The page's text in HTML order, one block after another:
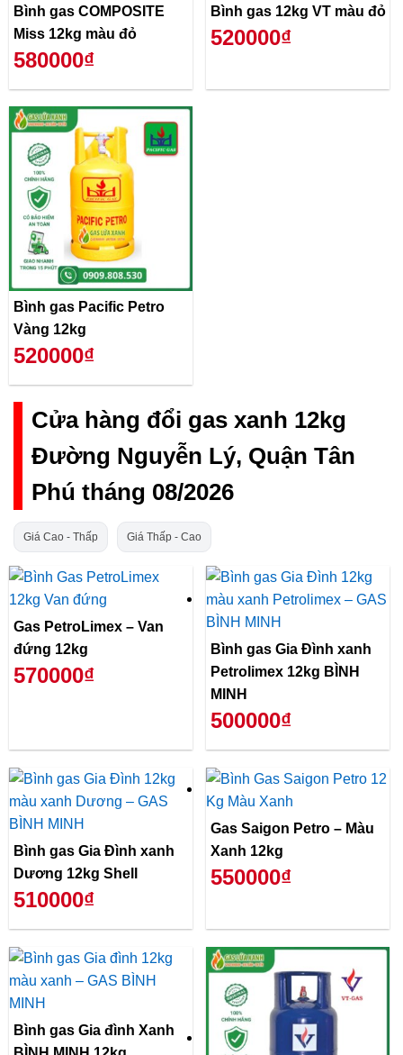
Bình gas COMPOSITE
Miss 12kg màu đỏ
580000₫
Bình gas 12kg VT màu đỏ
520000₫
Bình gas Pacific Petro
Vàng 12kg
520000₫
Cửa hàng đổi gas xanh 12kg
Đường Nguyễn Lý, Quận Tân
Phú tháng 08/2026
Giá Cao - Thấp Giá Thấp - Cao
Gas PetroLimex – Van
đứng 12kg
570000₫
Bình gas Gia Đình xanh
Petrolimex 12kg BÌNH
MINH
500000₫
Bình gas Gia Đình xanh
Dương 12kg Shell
510000₫
Gas Saigon Petro – Màu
Xanh 12kg
550000₫
Bình gas Gia đình Xanh